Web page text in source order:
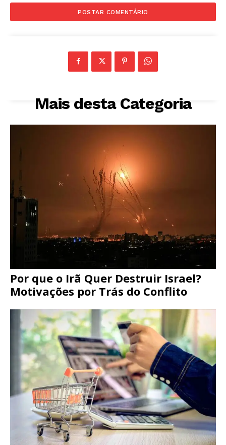
Mais desta Categoria
Por que o Irã Quer Destruir Israel?
Motivações por Trás do Conflito